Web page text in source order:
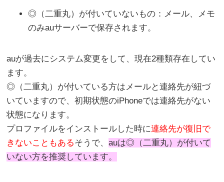
◎（二重丸）が付いていないもの：メール、メモ
のみauサーバーで保存されます。
auが過去にシステム変更をして、現在2種類存在してい
ます。
◎（二重丸）が付いている方はメールと連絡先が紐づ
いていますので、初期状態のiPhoneでは連絡先がない
状態になります。
プロファイルをインストールした時に連絡先が復旧で
きないこともあるそうで、auは◎（二重丸）が付いて
いない方を推奨しています。